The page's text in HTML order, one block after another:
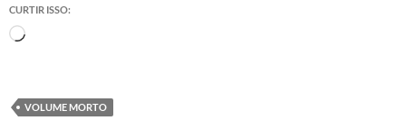
CURTIR ISSO:
Carregando...
VOLUME MORTO